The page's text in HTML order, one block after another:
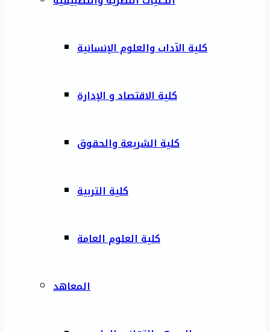
كلية الآداب والعلوم الإنسانية
كلية الاقتصاد و الإدارة
كلية الشريعة والحقوق
كلية التربية
كلية العلوم العامة
المعاهد